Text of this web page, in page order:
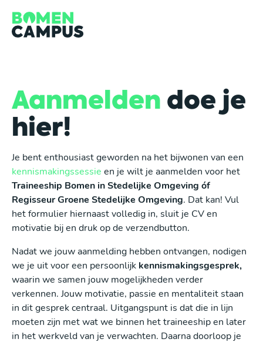
Aanmeldendoe je
hier!
Je bent enthousiast geworden na het bijwonen van een
kennismakingssessie en je wilt je aanmelden voor het
Traineeship Bomen in Stedelijke Omgeving óf
Regisseur Groene Stedelijke Omgeving. Dat kan! Vul
het formulier hiernaast volledig in, sluit je CV en
motivatie bij en druk op de verzendbutton.
Nadat we jouw aanmelding hebben ontvangen, nodigen
we je uit voor een persoonlijk kennismakingsgesprek,
waarin we samen jouw mogelijkheden verder
verkennen. Jouw motivatie, passie en mentaliteit staan
in dit gesprek centraal. Uitgangspunt is dat die in lijn
moeten zijn met wat we binnen het traineeship en later
in het werkveld van je verwachten. Daarna doorloop je